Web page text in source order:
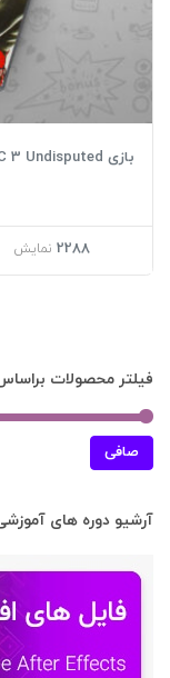
بازی UFC 3 Undisputed مخصوص XBOX 360
2288 نمایش
فیلتر محصولات
صافی
آرشیو دوره های